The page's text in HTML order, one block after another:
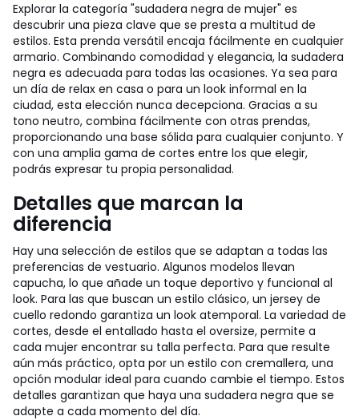
Explorar la categoría "sudadera negra de mujer" es
descubrir una pieza clave que se presta a multitud de
estilos. Esta prenda versátil encaja fácilmente en cualquier
armario. Combinando comodidad y elegancia, la sudadera
negra es adecuada para todas las ocasiones. Ya sea para
un día de relax en casa o para un look informal en la
ciudad, esta elección nunca decepciona. Gracias a su
tono neutro, combina fácilmente con otras prendas,
proporcionando una base sólida para cualquier conjunto. Y
con una amplia gama de cortes entre los que elegir,
podrás expresar tu propia personalidad.
Detalles que marcan la
diferencia
Hay una selección de estilos que se adaptan a todas las
preferencias de vestuario. Algunos modelos llevan
capucha, lo que añade un toque deportivo y funcional al
look. Para las que buscan un estilo clásico, un jersey de
cuello redondo garantiza un look atemporal. La variedad de
cortes, desde el entallado hasta el oversize, permite a
cada mujer encontrar su talla perfecta. Para que resulte
aún más práctico, opta por un estilo con cremallera, una
opción modular ideal para cuando cambie el tiempo. Estos
detalles garantizan que haya una sudadera negra que se
adapte a cada momento del día.